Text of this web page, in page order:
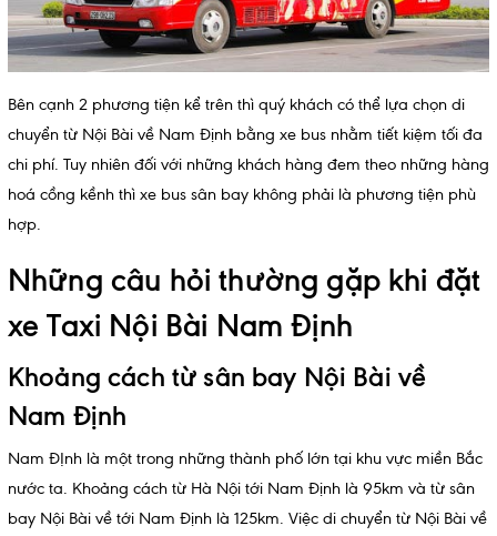
Bên cạnh 2 phương tiện kể trên thì quý khách có thể lựa chọn di
chuyển từ Nội Bài về Nam Định bằng xe bus nhằm tiết kiệm tối đa
chi phí. Tuy nhiên đối với những khách hàng đem theo những hàng
hoá cồng kềnh thì xe bus sân bay không phải là phương tiện phù
hợp.
Những câu hỏi thường gặp khi đặt
xe Taxi Nội Bài Nam Định
Khoảng cách từ sân bay Nội Bài về
Nam Định
Nam ĐỊnh là một trong những thành phố lớn tại khu vực miền Bắc
nước ta. Khoảng cách từ Hà Nội tới Nam Định là 95km và từ sân
bay Nội Bài về tới Nam Định là 125km. Việc di chuyển từ Nội Bài về